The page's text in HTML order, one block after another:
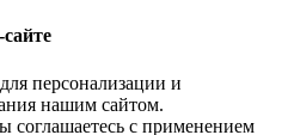
персонализации и
нашим сайтом.
соглашаетесь с применением